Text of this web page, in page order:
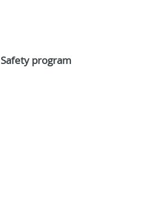
Safety program